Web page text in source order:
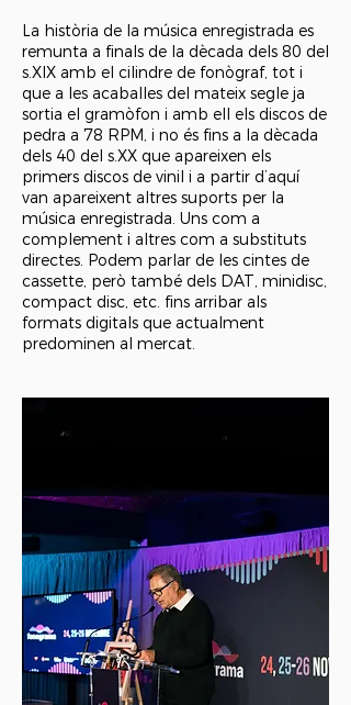
La història de la música enregistrada es
remunta a finals de la dècada dels 80 del
s.XIX amb el cilindre de fonògraf, tot i
que a les acaballes del mateix segle ja
sortia el gramòfon i amb ell els discos de
pedra a 78 RPM, i no és fins a la dècada
dels 40 del s.XX que apareixen els
primers discos de vinil i a partir d’aquí
van apareixent altres suports per la
música enregistrada. Uns com a
complement i altres com a substituts
directes. Podem parlar de les cintes de
cassette, però també dels DAT, minidisc,
compact disc, etc. fins arribar als
formats digitals que actualment
predominen al mercat.